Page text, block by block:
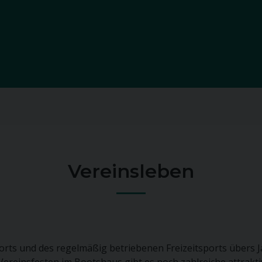
Vereinsleben
und des regelmäßig betriebenen Freizeitsports übers